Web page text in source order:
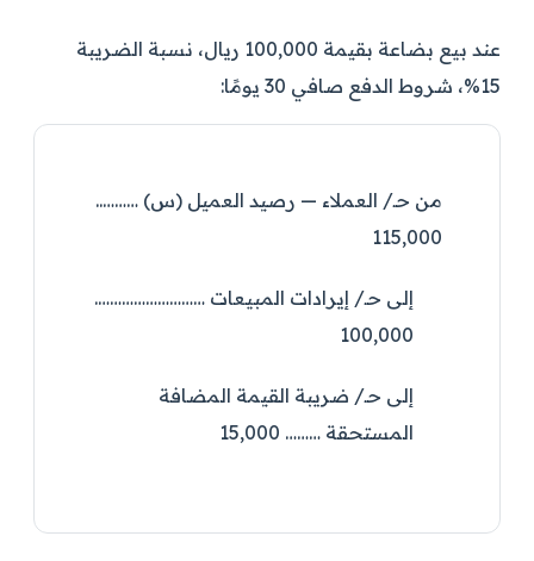
عند بيع بضاعة بقيمة 100,000 ريال، نسبة الضريبة
15%، شروط الدفع صافي 30 يومًا:
من حـ/ العملاء — رصيد العميل (س) ………..
115,000
إلى حـ/ إيرادات المبيعات ……………………….
100,000
إلى حـ/ ضريبة القيمة المضافة
المستحقة ……… 15,000